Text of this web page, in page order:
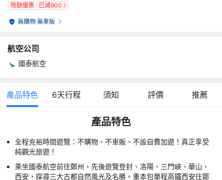
限額優惠
已減900
無購物·無車販
航空公司
國泰航空
產品特色 6天行程 須知 評價 推薦
產品特色
全程充裕時間遊覽：不購物、不車販、不設自費加遊！真正享受
純觀光旅遊！
乘坐國泰航空前往鄭州，先後遊覽登封、洛陽、三門峽、華山、
西安，探尋三大古都自然風光及名勝。重本包單程高鐵西安往鄭